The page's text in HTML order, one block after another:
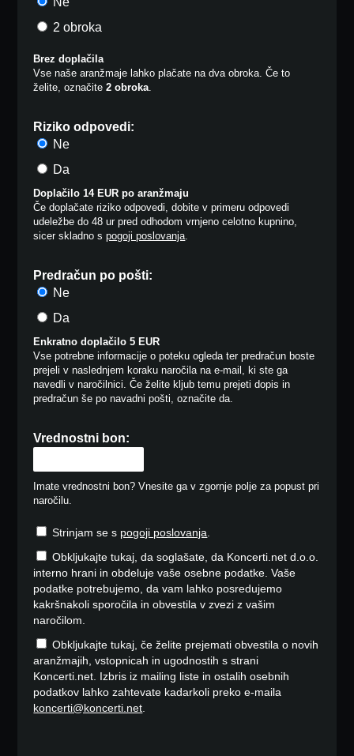
2 obroka
Brez doplačila
Vse naše aranžmaje lahko plačate na dva obroka. Če to
želite, označite2 obroka.
Riziko odpovedi:
Ne
Da
Doplačilo 14 EUR po aranžmaju
Če doplačate riziko odpovedi, dobite v primeru odpovedi
udeležbe do 48 ur pred odhodom vrnjeno celotno kupnino,
sicer skladno spogoji poslovanja.
Predračun po pošti:
Ne
Da
Enkratno doplačilo 5 EUR
Vse potrebne informacije o poteku ogleda ter predračun boste
prejeli v naslednjem koraku naročila na e-mail, ki ste ga
navedli v naročilnici. Če želite kljub temu prejeti dopis in
predračun še po navadni pošti, označite da.
Vrednostni bon:
Imate vrednostni bon? Vnesite ga v zgornje polje za popust pri
naročilu.
Strinjam se s pogoji poslovanja.
Obkljukajte tukaj, da soglašate, da Koncerti.net d.o.o.
interno hrani in obdeluje vaše osebne podatke. Vaše
podatke potrebujemo, da vam lahko posredujemo
kakršnakoli sporočila in obvestila v zvezi z vašim
naročilom.
Obkljukajte tukaj, če želite prejemati obvestila o novih
aranžmajih, vstopnicah in ugodnostih s strani
Koncerti.net. Izbris iz mailing liste in ostalih osebnih
podatkov lahko zahtevate kadarkoli preko e-maila
koncerti@koncerti.net.